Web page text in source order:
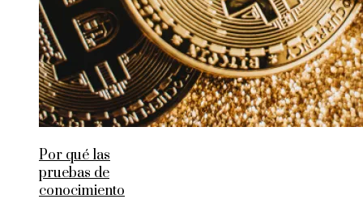
Por qué las
pruebas de
conocimiento